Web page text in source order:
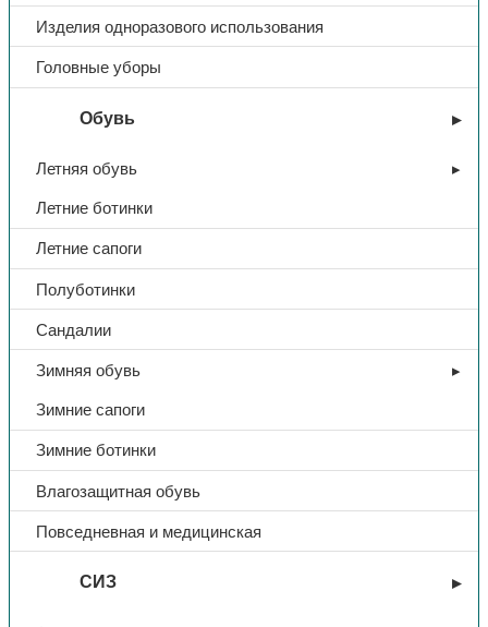
Изделия одноразового использования
Головные уборы
Обувь
Летняя обувь
Летние ботинки
Летние сапоги
Полуботинки
Сандалии
Зимняя обувь
Зимние сапоги
Зимние ботинки
Влагозащитная обувь
Повседневная и медицинская
СИЗ